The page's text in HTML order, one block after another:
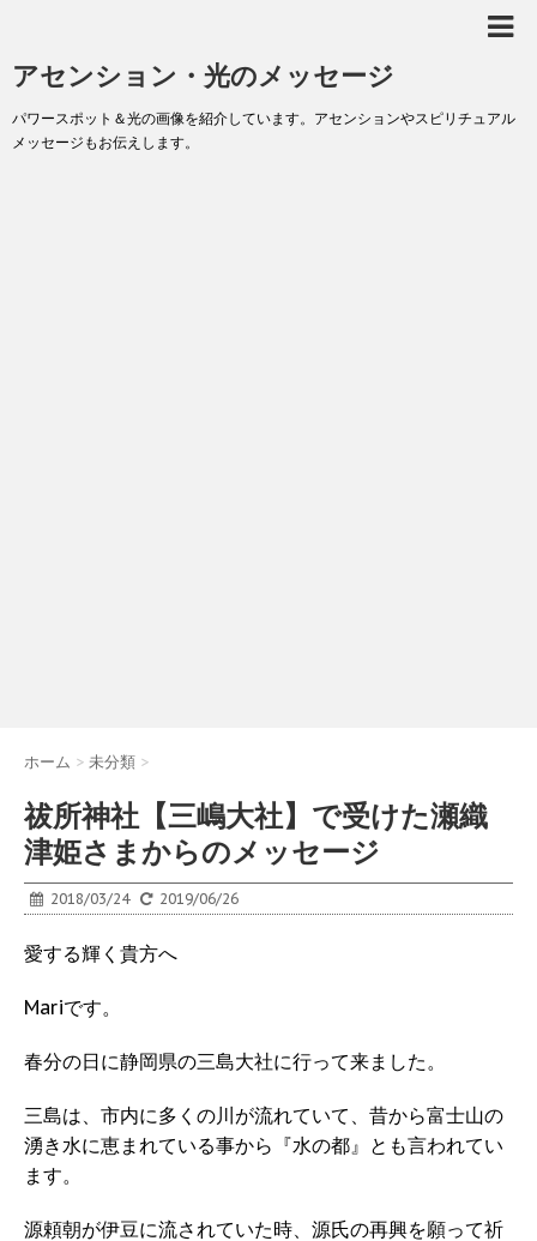
アセンション・光のメッセージ
パワースポット＆光の画像を紹介しています。アセンションやスピリチュアル
メッセージもお伝えします。
ホーム > 未分類 >
祓所神社【三嶋大社】で受けた瀬織
津姫さまからのメッセージ
2018/03/24 2019/06/26
愛する輝く貴方へ
Mariです。
春分の日に静岡県の三島大社に行って来ました。
三島は、市内に多くの川が流れていて、昔から富士山の
湧き水に恵まれている事から『水の都』とも言われてい
ます。
源頼朝が伊豆に流されていた時、源氏の再興を願って祈